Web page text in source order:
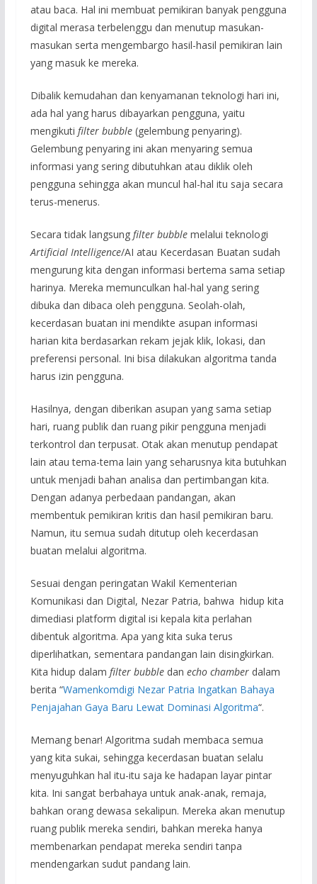
atau baca. Hal ini membuat pemikiran banyak pengguna
digital merasa terbelenggu dan menutup masukan-
masukan serta mengembargo hasil-hasil pemikiran lain
yang masuk ke mereka.
Dibalik kemudahan dan kenyamanan teknologi hari ini,
ada hal yang harus dibayarkan pengguna, yaitu
mengikuti filter bubble(gelembung penyaring).
Gelembung penyaring ini akan menyaring semua
informasi yang sering dibutuhkan atau diklik oleh
pengguna sehingga akan muncul hal-hal itu saja secara
terus-menerus.
Secara tidak langsung filter bubblemelalui teknologi
Artificial Intelligence/AI atau Kecerdasan Buatan sudah
mengurung kita dengan informasi bertema sama setiap
harinya. Mereka memunculkan hal-hal yang sering
dibuka dan dibaca oleh pengguna. Seolah-olah,
kecerdasan buatan ini mendikte asupan informasi
harian kita berdasarkan rekam jejak klik, lokasi, dan
preferensi personal. Ini bisa dilakukan algoritma tanda
harus izin pengguna.
Hasilnya, dengan diberikan asupan yang sama setiap
hari, ruang publik dan ruang pikir pengguna menjadi
terkontrol dan terpusat. Otak akan menutup pendapat
lain atau tema-tema lain yang seharusnya kita butuhkan
untuk menjadi bahan analisa dan pertimbangan kita.
Dengan adanya perbedaan pandangan, akan
membentuk pemikiran kritis dan hasil pemikiran baru.
Namun, itu semua sudah ditutup oleh kecerdasan
buatan melalui algoritma.
Sesuai dengan peringatan Wakil Kementerian
Komunikasi dan Digital, Nezar Patria, bahwa hidup kita
dimediasi platform digital isi kepala kita perlahan
dibentuk algoritma. Apa yang kita suka terus
diperlihatkan, sementara pandangan lain disingkirkan.
Kita hidup dalam filter bubbledan echo chamberdalam
berita “Wamenkomdigi Nezar Patria Ingatkan Bahaya
Penjajahan Gaya Baru Lewat Dominasi Algoritma“.
Memang benar! Algoritma sudah membaca semua
yang kita sukai, sehingga kecerdasan buatan selalu
menyuguhkan hal itu-itu saja ke hadapan layar pintar
kita. Ini sangat berbahaya untuk anak-anak, remaja,
bahkan orang dewasa sekalipun. Mereka akan menutup
ruang publik mereka sendiri, bahkan mereka hanya
membenarkan pendapat mereka sendiri tanpa
mendengarkan sudut pandang lain.